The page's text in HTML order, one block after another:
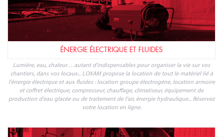
INSTALLATIONS PROVISOIRES ET SÉCURITÉ
Pour organiser au mieux la vie de chantier, il est essentiel de mettre en place
tous les équipements nécessaires : éclairage, alimentation électrique,
signalisation, conteneur de stockage, base-vie, chauffage et climatisation de
chantier, clôtures mobiles
ÉLÉVATION ET TRAVAIL EN HAUTEUR